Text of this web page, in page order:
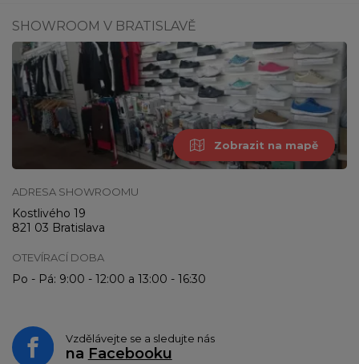
SHOWROOM V BRATISLAVĚ
Zobrazit na mapě
ADRESA SHOWROOMU
Kostlivého 19
821 03 Bratislava
OTEVÍRACÍ DOBA
Po - Pá: 9:00 - 12:00 a 13:00 - 16:30
Vzdělávejte se a sledujte nás
na Facebooku